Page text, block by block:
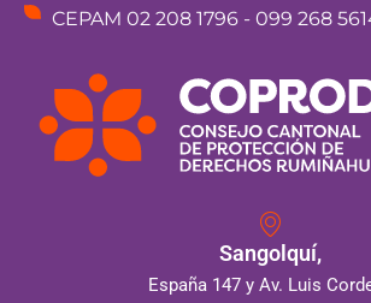
CEPAM 02 208 1796 - 099 268
Sangolquí,
España 147 y Av. Luis